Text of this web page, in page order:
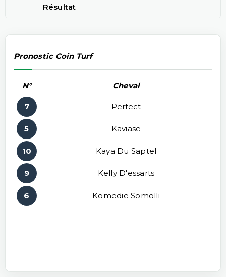
Résultat
Pronostic Coin Turf
N° Cheval
7 Perfect
5 Kaviase
10 Kaya Du Saptel
9 Kelly D'essarts
6 Komedie Somolli